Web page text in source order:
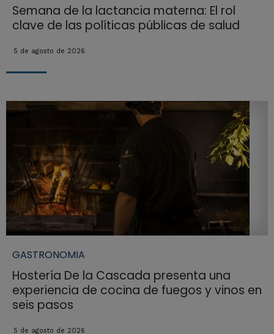
Semana de la lactancia materna: El rol
clave de las políticas públicas de salud
5 de agosto de 2026
GASTRONOMIA
Hostería De la Cascada presenta una
experiencia de cocina de fuegos y vinos en
seis pasos
5 de agosto de 2026